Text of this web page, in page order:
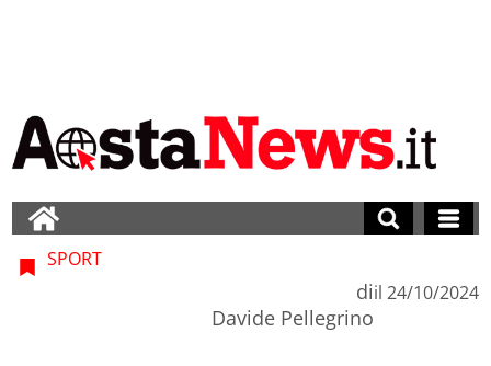
SPORT
di
Davide Pellegrino
il 24/10/2024